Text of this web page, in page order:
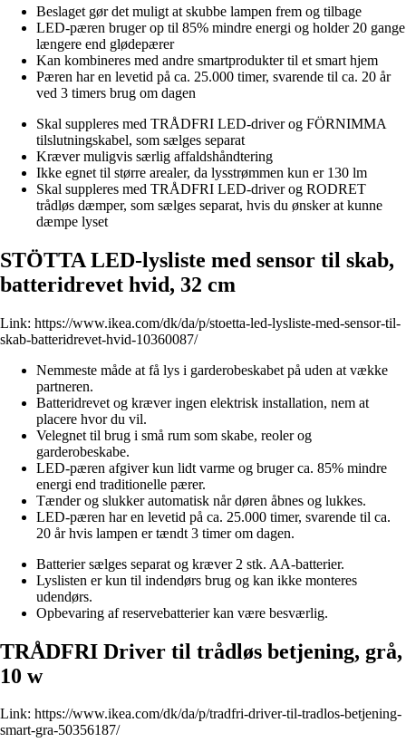
Beslaget gør det muligt at skubbe lampen frem og tilbage
LED-pæren bruger op til 85% mindre energi og holder 20 gange
længere end glødepærer
Kan kombineres med andre smartprodukter til et smart hjem
Pæren har en levetid på ca. 25.000 timer, svarende til ca. 20 år
ved 3 timers brug om dagen
Skal suppleres med TRÅDFRI LED-driver og FÖRNIMMA
tilslutningskabel, som sælges separat
Kræver muligvis særlig affaldshåndtering
Ikke egnet til større arealer, da lysstrømmen kun er 130 lm
Skal suppleres med TRÅDFRI LED-driver og RODRET
trådløs dæmper, som sælges separat, hvis du ønsker at kunne
dæmpe lyset
STÖTTA LED-lysliste med sensor til skab,
batteridrevet hvid, 32 cm
Link: https://www.ikea.com/dk/da/p/stoetta-led-lysliste-med-sensor-til-
skab-batteridrevet-hvid-10360087/
Nemmeste måde at få lys i garderobeskabet på uden at vække
partneren.
Batteridrevet og kræver ingen elektrisk installation, nem at
placere hvor du vil.
Velegnet til brug i små rum som skabe, reoler og
garderobeskabe.
LED-pæren afgiver kun lidt varme og bruger ca. 85% mindre
energi end traditionelle pærer.
Tænder og slukker automatisk når døren åbnes og lukkes.
LED-pæren har en levetid på ca. 25.000 timer, svarende til ca.
20 år hvis lampen er tændt 3 timer om dagen.
Batterier sælges separat og kræver 2 stk. AA-batterier.
Lyslisten er kun til indendørs brug og kan ikke monteres
udendørs.
Opbevaring af reservebatterier kan være besværlig.
TRÅDFRI Driver til trådløs betjening, grå,
10 w
Link: https://www.ikea.com/dk/da/p/tradfri-driver-til-tradlos-betjening-
smart-gra-50356187/